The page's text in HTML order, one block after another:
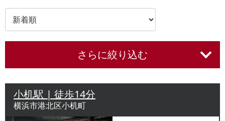
さらに絞り込む
小机駅 | 徒歩14分
横浜市港北区小机町